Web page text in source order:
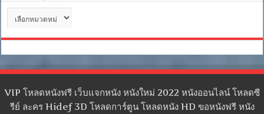
หมู่
VIP โหลดหนังฟรี เว็บแจกหนัง หนังใหม่ 2022 หนังออนไลน์ โหลดซี
รีย์ ละคร Hidef 3D โหลดการ์ตูน โหลดหนัง HD ขอหนังฟรี หนัง